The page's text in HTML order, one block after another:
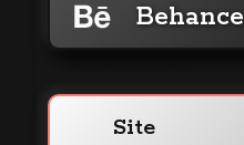
Behance
Site